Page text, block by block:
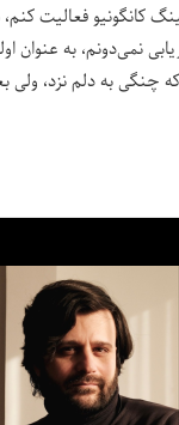
کانگونیو فعالیت
نمی‌دونم، به عنوان
چنگی به دلم نزد،